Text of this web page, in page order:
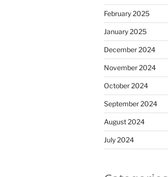
February 2025
January 2025
December 2024
November 2024
October 2024
September 2024
August 2024
July 2024